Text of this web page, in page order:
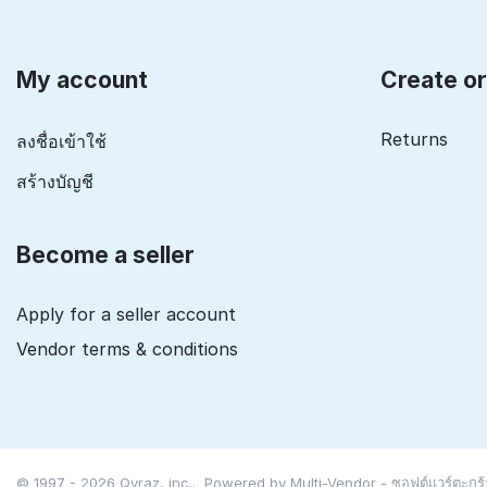
My account
ลงชื่อเข้าใช้
สร้างบัญชี
Become a seller
Apply for a seller account
Vendor terms & conditions
Create
Returns
© 1997 - 2026 Qyraz, inc.. Powered by Multi-Vendor - ซอฟต์แวร์ตะก